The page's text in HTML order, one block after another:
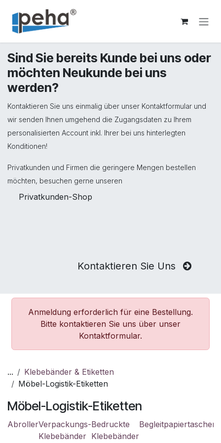
Sind Sie bereits Kunde bei uns oder
möchten Neukunde bei uns
werden?
Kontaktieren Sie uns einmalig über unser Kontaktformular und
wir senden Ihnen umgehend die Zugangsdaten zu Ihrem
personalisierten Account inkl. Ihrer bei uns hinterlegten
Konditionen!
Privatkunden und Firmen die geringere Mengen bestellen
möchten, besuchen gerne unseren
Privatkunden-Shop
Kontaktieren Sie Uns
Anmeldung erforderlich für eine Bestellung.
Bitte kontaktieren Sie uns über unser
Kontaktformular.
...
Klebebänder & Etiketten
Möbel-Logistik-Etiketten
Möbel-Logistik-Etiketten
AbrollerVerpackungs-
Klebebänder
Bedruckte
Klebebänder
Begleitpapiertaschen